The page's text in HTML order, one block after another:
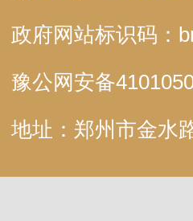
政府网站标识码：
豫公网安备
地址：郑州市金水